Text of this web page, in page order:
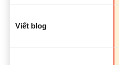
Viết blog